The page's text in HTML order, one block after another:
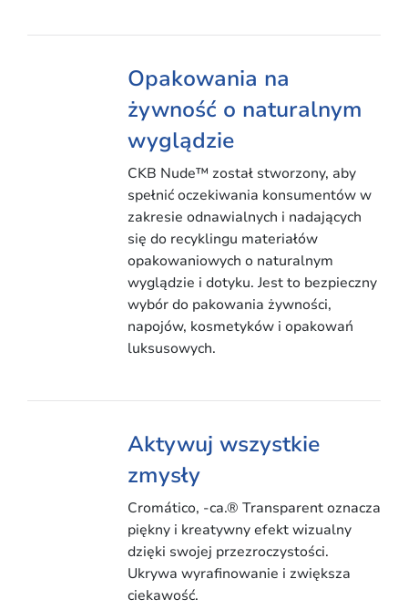
Opakowania na
żywność o naturalnym
wyglądzie
CKB Nude™ został stworzony, aby
spełnić oczekiwania konsumentów w
zakresie odnawialnych i nadających
się do recyklingu materiałów
opakowaniowych o naturalnym
wyglądzie i dotyku. Jest to bezpieczny
wybór do pakowania żywności,
napojów, kosmetyków i opakowań
luksusowych.
Aktywuj wszystkie
zmysły
Cromático, -ca.® Transparent oznacza
piękny i kreatywny efekt wizualny
dzięki swojej przezroczystości.
Ukrywa wyrafinowanie i zwiększa
ciekawość.